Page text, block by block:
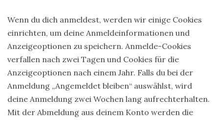
Wenn du dich anmeldest, werden wir einige Cookies
einrichten, um deine Anmeldeinformationen und
Anzeigeoptionen zu speichern. Anmelde-Cookies
verfallen nach zwei Tagen und Cookies für die
Anzeigeoptionen nach einem Jahr. Falls du bei der
Anmeldung „Angemeldet bleiben“ auswählst, wird
deine Anmeldung zwei Wochen lang aufrechterhalten.
Mit der Abmeldung aus deinem Konto werden die